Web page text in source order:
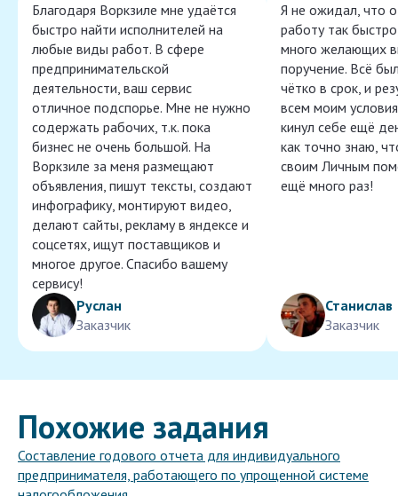
Благодаря Воркзиле мне удаётся
быстро найти исполнителей на
любые виды работ. В сфере
предпринимательской
деятельности, ваш сервис
отличное подспорье. Мне не нужно
содержать рабочих, т.к. пока
бизнес не очень большой. На
Воркзиле за меня размещают
объявления, пишут тексты, создают
инфографику, монтируют видео,
делают сайты, рекламу в яндексе и
соцсетях, ищут поставщиков и
многое другое. Спасибо вашему
сервису!
Руслан
Заказчик
Я не ожидал, что
работу так
много желающих
поручение. Всё
чётко в срок, и
всем моим
кинул себе ещё
как точно знаю,
своим Личным
ещё много раз!
Станислав
Заказчик
Похожие задания
Составление годового отчета для индивидуального
предпринимателя, работающего по упрощенной системе